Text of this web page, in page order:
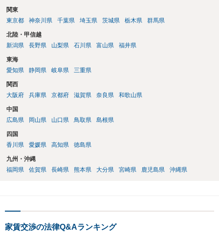
関東
東京都
神奈川県 千葉県 埼玉県 茨城県 栃木県 群馬県
北陸・甲信越
新潟県
長野県 山梨県 石川県 富山県 福井県
東海
愛知県
静岡県 岐阜県 三重県
関西
大阪府
兵庫県 京都府 滋賀県 奈良県 和歌山県
中国
広島県
岡山県 山口県 鳥取県 島根県
四国
香川県
愛媛県 高知県 徳島県
九州・沖縄
福岡県
佐賀県 長崎県 熊本県 大分県 宮崎県 鹿児島県 沖縄県
家賃交渉の法律Q&Aランキング